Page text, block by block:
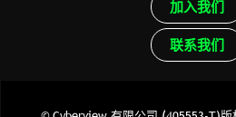
加入我们
联系我们